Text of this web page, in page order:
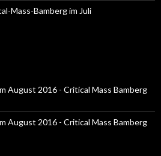
Mass-Bamberg im Juli
August 2016 - Critical Mass Bamberg
August 2016 - Critical Mass Bamberg